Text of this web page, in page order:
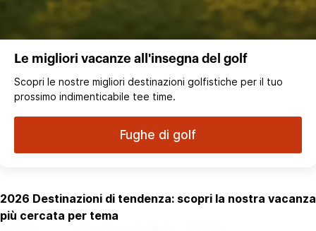
Le migliori vacanze all'insegna del golf
Scopri le nostre migliori destinazioni golfistiche per il tuo
prossimo indimenticabile tee time.
Fughe di golf
2026 Destinazioni di tendenza: scopri la nostra vacanza
più cercata per tema